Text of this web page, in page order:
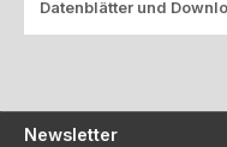
Datenblätter und
Newsletter